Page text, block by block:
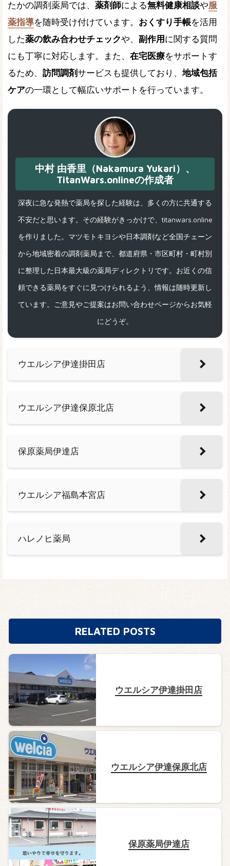
たかの調剤薬局では、 薬剤師による無料健康相談や服
薬指導を随時受け付けています。 おくすり手帳を活用
した薬の飲み合わせチェックや、 副作用に関する質問
にも丁寧に対応します。また、 在宅医療をサポートす
るため、 訪問調剤サービスも提供しており、 地域包括
ケアの一環として幅広いサポートを行っています。
中村 由香里（Nakamura Yukari）、
TitanWars.onlineの作成者
深夜に急な発熱で薬局を探した経験は、多くの方に共通する
不安だと思います。その経験がきっかけで、titanwars.online
を作りました。マツモトキヨシや日本調剤など全国チェーン
から地域密着の調剤薬局まで、都道府県・市区町村・町村別
に整理した日本最大級の薬局ディレクトリです。お近くの信
頼できる薬局をすぐに見つけられるよう、情報は随時更新し
ています。ご意見やご提案はお問い合わせページからお気軽
にどうぞ。
ウエルシア伊達掛田店
ウエルシア伊達保原北店
保原薬局伊達店
ウエルシア福島本宮店
ハレノヒ薬局
RELATED POSTS
ウエルシア伊達掛田店
ウエルシア伊達保原北店
保原薬局伊達店